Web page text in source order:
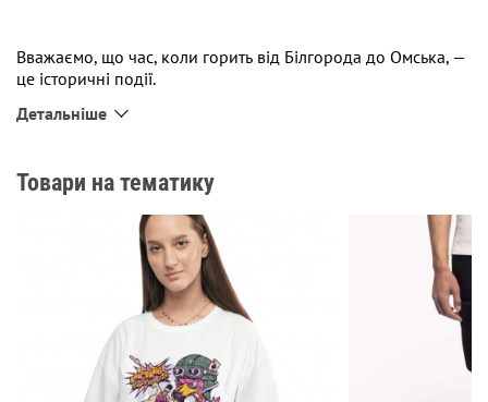
Вважаємо, що час, коли горить від Білгорода до Омська, —
це історичні події.
А ми, в свою чергу, пишемо історію на одязі. Тож зробили
вдягаєте її.
Детальніше
Товари на тематику